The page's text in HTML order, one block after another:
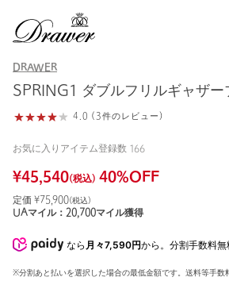
DRAWER
SPRING1 ダブルフリルギャザー
4.0 (3件のレビュー)
お気に入りアイテム登録数 166
¥45,540(税込) 40%OFF
定価 ¥75,900(税込)
UAマイル： 20,700マイル獲得
なら 月々7,590円から。分割手数料無
※分割あと払いを選択した場合の最低金額です。送料等手数